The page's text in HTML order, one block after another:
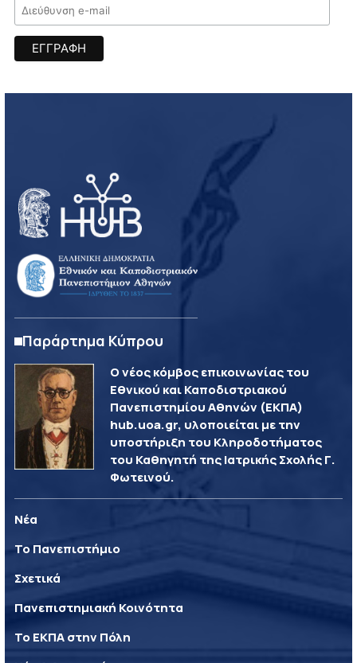
Παράρτημα Κύπρου
Ο νέος κόμβος επικοινωνίας του
Εθνικού και Καποδιστριακού
Πανεπιστημίου Αθηνών (ΕΚΠΑ)
hub.uoa.gr, υλοποιείται με την
υποστήριξη του Κληροδοτήματος
του Καθηγητή της Ιατρικής Σχολής Γ.
Φωτεινού.
Νέα
Το Πανεπιστήμιο
Σχετικά
Πανεπιστημιακή Κοινότητα
Το ΕΚΠΑ στην Πόλη